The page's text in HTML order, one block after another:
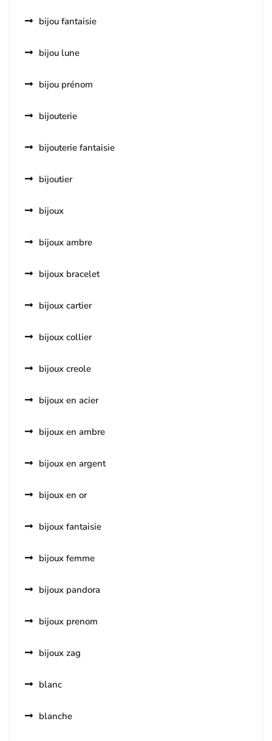
bijou fantaisie
bijou lune
bijou prénom
bijouterie
bijouterie fantaisie
bijoutier
bijoux
bijoux ambre
bijoux bracelet
bijoux cartier
bijoux collier
bijoux creole
bijoux en acier
bijoux en ambre
bijoux en argent
bijoux en or
bijoux fantaisie
bijoux femme
bijoux pandora
bijoux prenom
bijoux zag
blanc
blanche